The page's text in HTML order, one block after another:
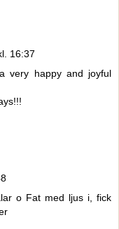
16:37
very happy and joyful
o Fat med ljus i, fick